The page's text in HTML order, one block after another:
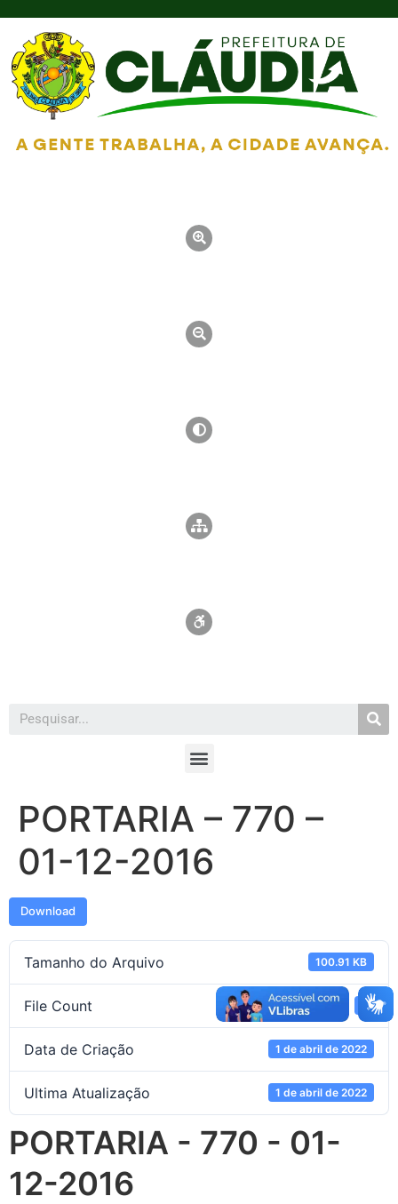
PORTARIA – 770 –
01-12-2016
Download
Tamanho do Arquivo 100.91 KB
File Count 1
Data de Criação 1 de abril de 2022
Ultima Atualização 1 de abril de 2022
PORTARIA - 770 - 01-
12-2016